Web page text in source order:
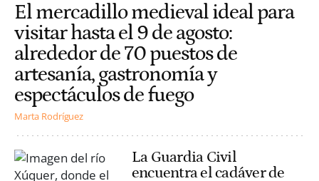
El mercadillo medieval ideal para
visitar hasta el 9 de agosto:
alrededor de 70 puestos de
artesanía, gastronomía y
espectáculos de fuego
Marta Rodríguez
La Guardia Civil
encuentra el cadáver de